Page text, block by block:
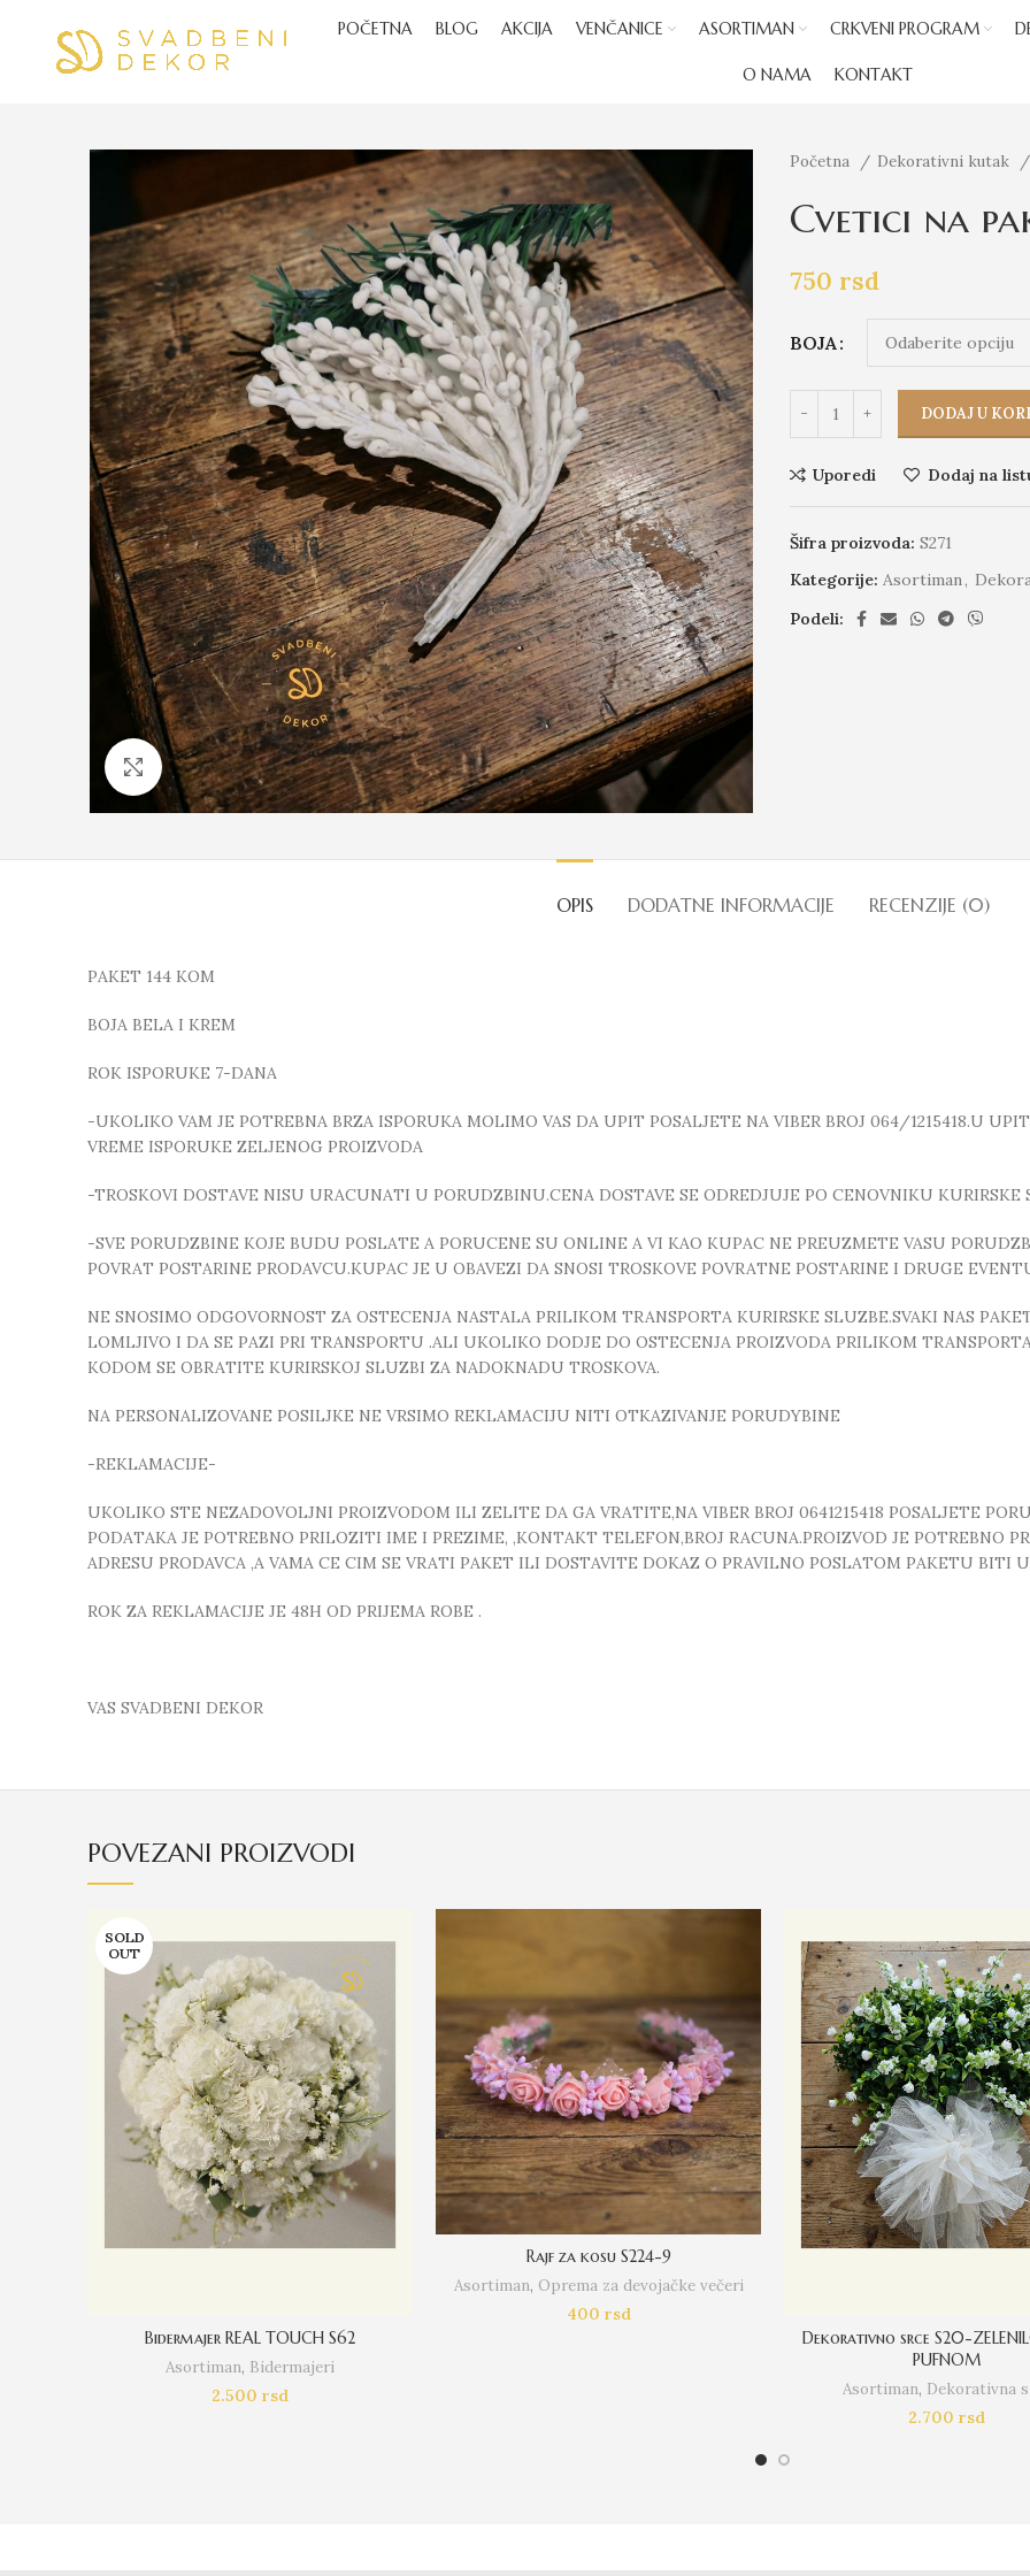
POČETNA BLOG AKCIJA VENČANICE ASORTIMAN CRKVENI PROGRAM
O NAMA KONTAKT
Click to enlarge
Početna Dekorativni kutak
Cvetici na
750 rsd
BOJA
DODAJ U
Uporedi Dodaj na
Šifra proizvoda: S271
Kategorije: Asortiman,
Podeli:
OPIS DODATNE INFORMACIJE RECENZIJE (0)
PAKET 144 KOM
BOJA BELA I KREM
ROK ISPORUKE 7-DANA
-UKOLIKO VAM JE POTREBNA BRZA ISPORUKA MOLIMO VAS DA UPIT POSALJETE NA VIBER BROJ 064/1215418.U
VREME ISPORUKE ZELJENOG PROIZVODA
-TROSKOVI DOSTAVE NISU URACUNATI U PORUDZBINU.CENA DOSTAVE SE ODREDJUJE PO CENOVNIKU KURIRSKE
-SVE PORUDZBINE KOJE BUDU POSLATE A PORUCENE SU ONLINE A VI KAO KUPAC NE PREUZMETE VASU
POVRAT POSTARINE PRODAVCU.KUPAC JE U OBAVEZI DA SNOSI TROSKOVE POVRATNE POSTARINE I DRUGE
NE SNOSIMO ODGOVORNOST ZA OSTECENJA NASTALA PRILIKOM TRANSPORTA KURIRSKE SLUZBE.SVAKI NAS
LOMLJIVO I DA SE PAZI PRI TRANSPORTU .ALI UKOLIKO DODJE DO OSTECENJA PROIZVODA PRILIKOM
KODOM SE OBRATITE KURIRSKOJ SLUZBI ZA NADOKNADU TROSKOVA.
NA PERSONALIZOVANE POSILJKE NE VRSIMO REKLAMACIJU NITI OTKAZIVANJE PORUDYBINE
-REKLAMACIJE-
UKOLIKO STE NEZADOVOLJNI PROIZVODOM ILI ZELITE DA GA VRATITE,NA VIBER BROJ 0641215418 POSALJETE
PODATAKA JE POTREBNO PRILOZITI IME I PREZIME, ,KONTAKT TELEFON,BROJ RACUNA.PROIZVOD JE POTREBNO
ADRESU PRODAVCA ,A VAMA CE CIM SE VRATI PAKET ILI DOSTAVITE DOKAZ O PRAVILNO POSLATOM PAKETU BITI
ROK ZA REKLAMACIJE JE 48H OD PRIJEMA ROBE .
VAS SVADBENI DEKOR
POVEZANI PROIZVODI
SOLD
OUT
Bidermajer REAL TOUCH S62
Asortiman, Bidermajeri
2.500 rsd
Rajf za kosu S224-9
Asortiman, Oprema za devojačke večeri
400 rsd
Dekorativno srce S20-
PUFNOM
Asortiman, Dekorativna
2.700 rsd